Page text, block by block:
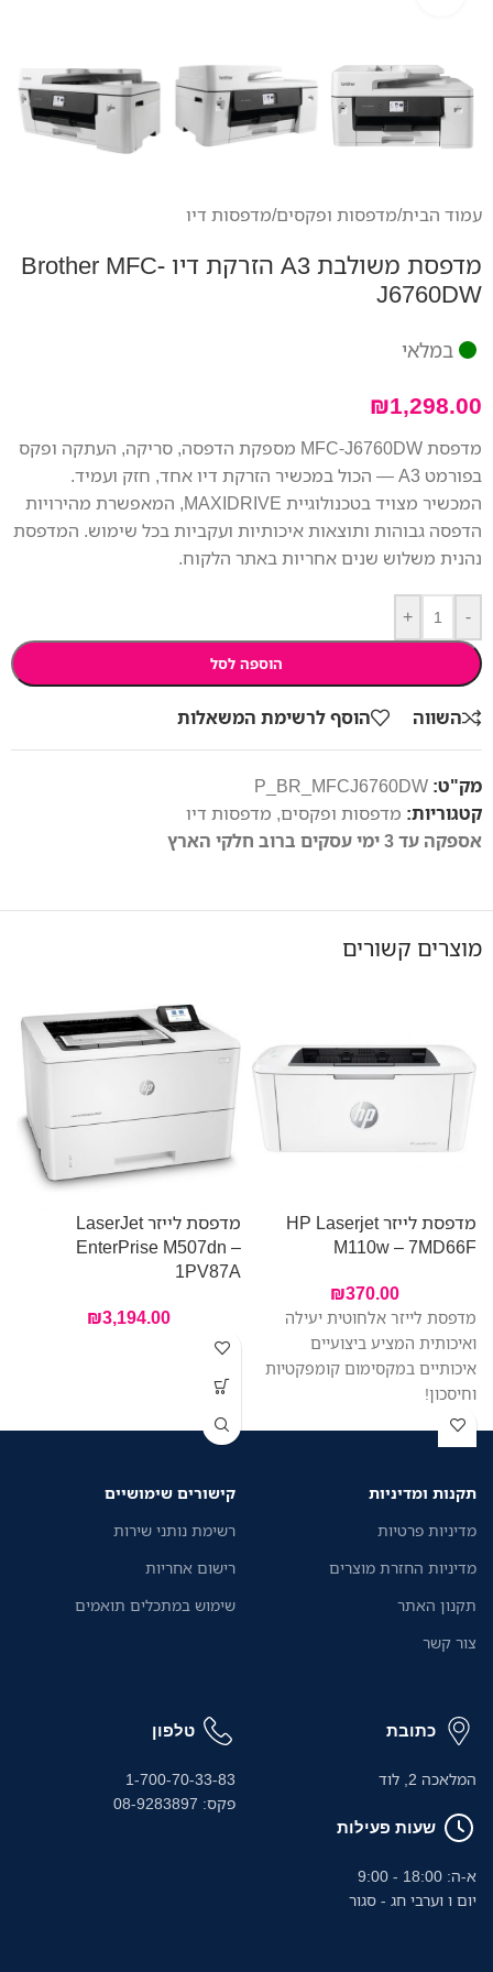
עמוד הבית/מדפסות ופקסים/מדפסות דיו
מדפסת משולבת A3 הזרקת דיו Brother MFC-
J6760DW
במלאי
₪1,298.00
מדפסת MFC-J6760DW מספקת הדפסה, סריקה, העתקה ופקס
בפורמט A3 — הכול במכשיר הזרקת דיו אחד, חזק ועמיד.
המכשיר מצויד בטכנולוגיית MAXIDRIVE, המאפשרת מהירויות
הדפסה גבוהות ותוצאות איכותיות ועקביות בכל שימוש. המדפסת
נהנית משלוש שנים אחריות באתר הלקוח.
-
+
הוספה לסל
השווה הוסף לרשימת המשאלות
מק"ט: P_BR_MFCJ6760DW
קטגוריות: מדפסות ופקסים, מדפסות דיו
אספקה עד 3 ימי עסקים ברוב חלקי הארץ
מוצרים קשורים
מדפסת לייזר HP Laserjet
M110w – 7MD66F
₪370.00
מדפסת לייזר אלחוטית יעילה
ואיכותית המציע ביצועיים
איכותיים במקסימום קומפקטיות
וחיסכון!
מדפסת לייזר LaserJet
EnterPrise M507dn –
1PV87A
₪3,194.00
תקנות ומדיניות
מדיניות פרטיות
מדיניות החזרת מוצרים
תקנון האתר
צור קשר
קישורים שימושיים
רשימת נותני שירות
רישום אחריות
שימוש במתכלים תואמים
כתובת
המלאכה 2, לוד
שעות פעילות
א-ה: 18:00 - 9:00
יום ו וערבי חג - סגור
טלפון
1-700-70-33-83
פקס: 08-9283897